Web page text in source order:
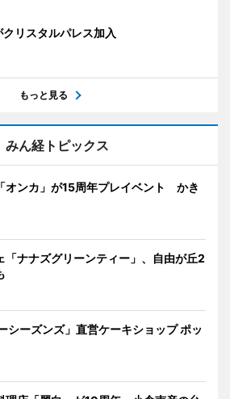
クリスタルパレス加入
もっと見る
みん経トピックス
オンカ」が15周年プレイベント かき
「ナナズグリーンティー」、自由が丘2
シーズンズ」直営ケーキショップ ポッ